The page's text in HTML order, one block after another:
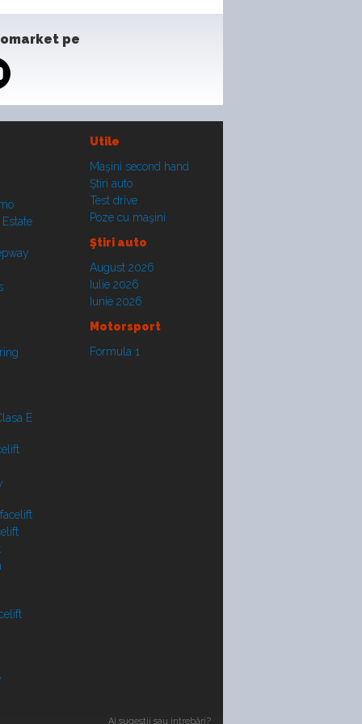
pe
Utile
E
Maşini second hand
Ştiri auto
Test drive
Poze cu maşini
Ştiri auto
August 2026
Iulie 2026
Iunie 2026
Motorsport
Formula 1
Ai sugestii sau intrebări?